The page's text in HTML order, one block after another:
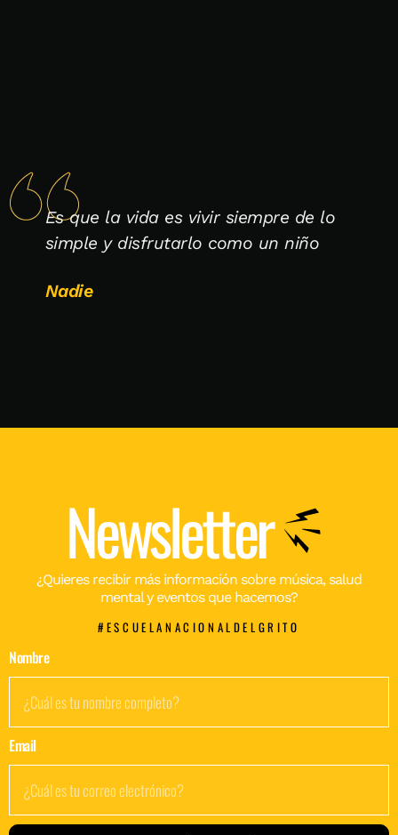
Es que la vida es vivir siempre de lo
simple y disfrutarlo como un niño
Nadie
Newsletter
¿Quieres recibir más información sobre música, salud
mental y eventos que hacemos?
#ESCUELANACIONALDELGRITO
Nombre
Email